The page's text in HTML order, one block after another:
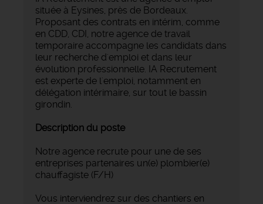
située à Eysines, près de Bordeaux.
Proposant des contrats en intérim, comme
en CDD, CDI, notre agence de travail
temporaire accompagne les candidats dans
leur recherche d'emploi et dans leur
évolution professionnelle. IA Recrutement
est experte de l'emploi, notamment en
délégation intérimaire, sur tout le bassin
girondin.
Description du poste
Notre agence recrute pour une de ses
entreprises partenaires un(e) plombier(e)
chauffagiste (F/H)
Vous interviendrez sur des chantiers en